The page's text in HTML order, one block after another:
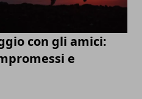
con gli amici:
e